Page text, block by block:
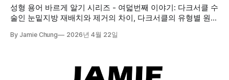
성형 용어 바르게 알기 시리즈 - 여덟번째 이야기: 다크서클 수
술인 눈밑지방 재배치와 제거의 차이, 다크서클의 유형별 원인
우까지 솔직하게 안내합니다.
By Jamie Chung 2026년 4월 22일